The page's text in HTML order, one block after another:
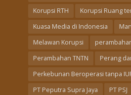
Korupsi RTH
Korupsi Ruang
Kuasa Media di Indonesia
Melawan Korupsi
Perambahan TNTN
Perang
Perkebunan Beroperasi tanpa
PT Peputra Supra Jaya
PT PSJ